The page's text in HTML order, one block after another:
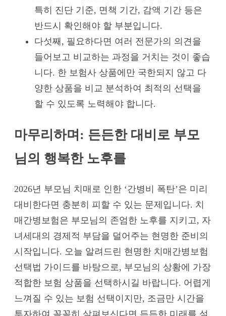
특히 진단 기준, 면책 기간, 감액 기간 등은
반드시 확인해야 할 부분입니다.
다섯째, 필요하다면 여러 전문가의 의견을
들어보고 비교하는 과정을 거치는 것이 좋습
니다. 한 보험사 상품에만 국한되지 않고 다
양한 상품을 비교 분석하여 최적의 선택을
할 수 있도록 노력해야 합니다.
마무리하며: 든든한 대비로 부모
님의 행복한 노후를
2026년 부모님 치매로 인한 ‘간병비 폭탄’은 미리
대비한다면 충분히 피할 수 있는 문제입니다. 치
매간병보험은 부모님의 존엄한 노후를 지키고, 자
녀세대의 경제적 부담을 덜어주는 현명한 준비의
시작입니다. 오늘 알려드린 현명한 치매간병보험
선택법 가이드를 바탕으로, 부모님의 상황에 가장
적합한 보험 상품을 선택하시길 바랍니다. 어렵게
느껴질 수 있는 보험 선택이지만, 조금만 시간을
투자하여 꼼꼼히 살펴보신다면 든든한 미래를 설